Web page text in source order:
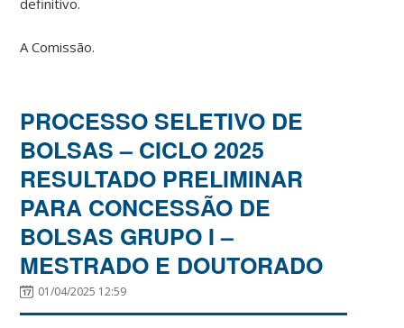
definitivo.
A Comissão.
PROCESSO SELETIVO DE
BOLSAS – CICLO 2025
RESULTADO PRELIMINAR
PARA CONCESSÃO DE
BOLSAS GRUPO I –
MESTRADO E DOUTORADO
01/04/2025 12:59